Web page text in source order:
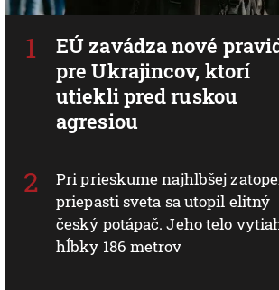
EÚ zavádza nové
pre Ukrajincov, ktorí
utiekli pred ruskou
agresiou
Pri prieskume najhlbšej
priepasti sveta sa utopil elitný
český potápač. Jeho telo
hĺbky 186 metrov